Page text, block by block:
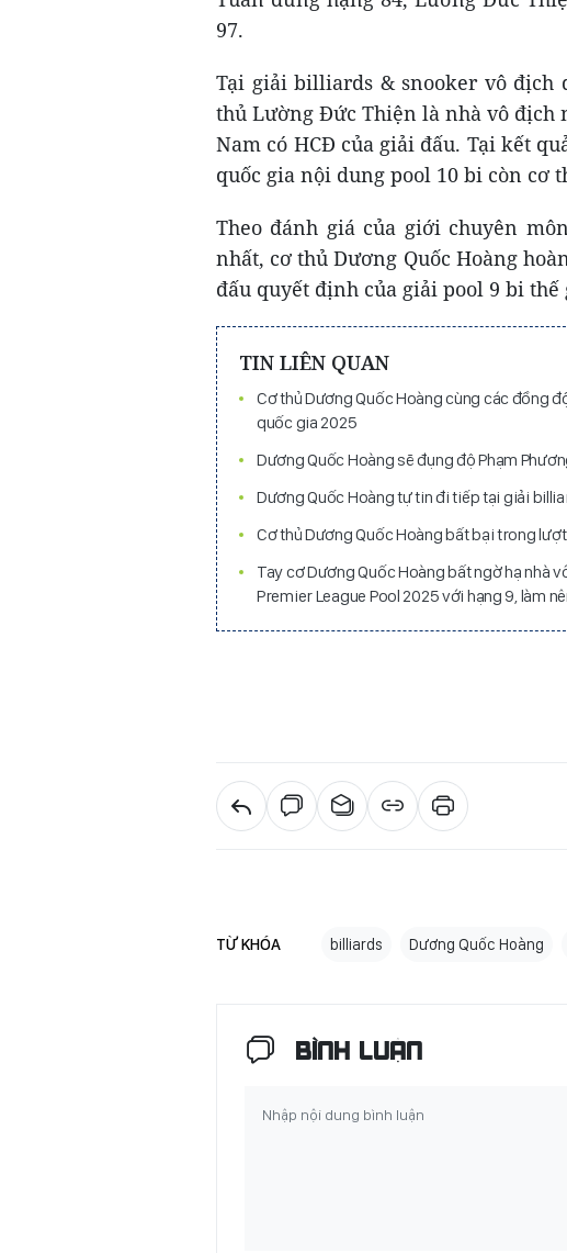
97.
Tại giải billiards & snooker vô địch
thủ Lường Đức Thiện là nhà vô địch
Nam có HCĐ của giải đấu. Tại kết
quốc gia nội dung pool 10 bi còn cơ
Theo đánh giá của giới chuyên
nhất, cơ thủ Dương Quốc Hoàng
đấu quyết định của giải pool 9 bi thế
TIN LIÊN QUAN
Cơ thủ Dương Quốc Hoàng cùng các đồng
quốc gia 2025
Dương Quốc Hoàng sẽ đụng độ Phạm
Dương Quốc Hoàng tự tin đi tiếp tại giải
Cơ thủ Dương Quốc Hoàng bất bại trong
Tay cơ Dương Quốc Hoàng bất ngờ hạ nhà
Premier League Pool 2025 với hạng 9, làm
TỪ KHÓA billiards Dương Quốc Hoàng
BÌNH LUẬN